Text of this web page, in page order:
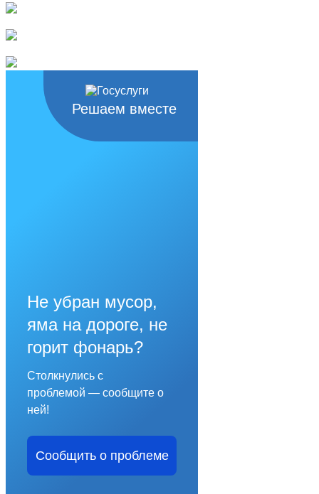
Решаем вместе
Не убран мусор,
яма на дороге, не
горит фонарь?
Столкнулись с
проблемой — сообщите о
ней!
Сообщить о проблеме